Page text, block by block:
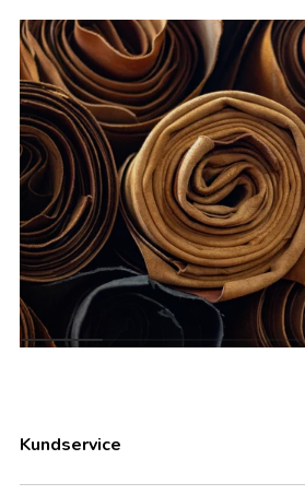
Kundservice